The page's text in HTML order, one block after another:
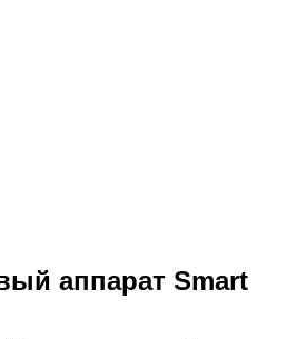
аппарат Smart